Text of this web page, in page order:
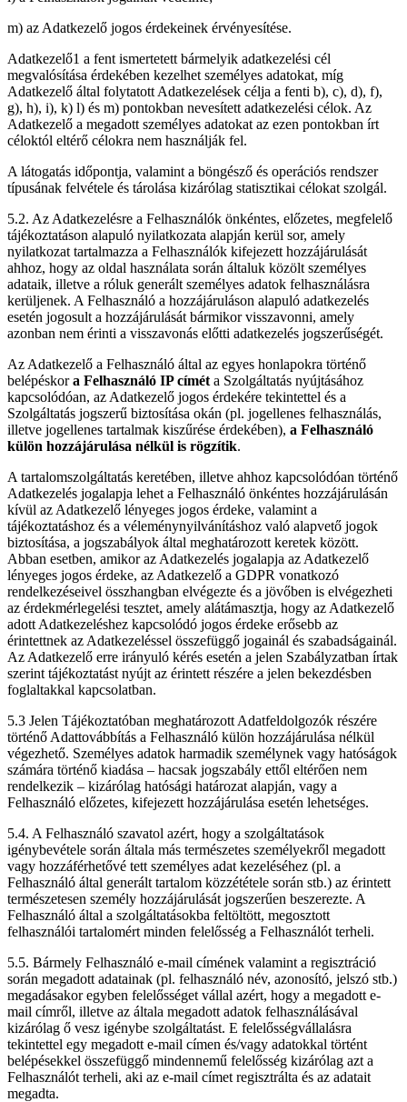
m) az Adatkezelő jogos érdekeinek érvényesítése.
Adatkezelő1 a fent ismertetett bármelyik adatkezelési cél
megvalósítása érdekében kezelhet személyes adatokat, míg
Adatkezelő által folytatott Adatkezelések célja a fenti b), c), d), f),
g), h), i), k) l) és m) pontokban nevesített adatkezelési célok. Az
Adatkezelő a megadott személyes adatokat az ezen pontokban írt
céloktól eltérő célokra nem használják fel.
A látogatás időpontja, valamint a böngésző és operációs rendszer
típusának felvétele és tárolása kizárólag statisztikai célokat szolgál.
5.2. Az Adatkezelésre a Felhasználók önkéntes, előzetes, megfelelő
tájékoztatáson alapuló nyilatkozata alapján kerül sor, amely
nyilatkozat tartalmazza a Felhasználók kifejezett hozzájárulását
ahhoz, hogy az oldal használata során általuk közölt személyes
adataik, illetve a róluk generált személyes adatok felhasználásra
kerüljenek. A Felhasználó a hozzájáruláson alapuló adatkezelés
esetén jogosult a hozzájárulását bármikor visszavonni, amely
azonban nem érinti a visszavonás előtti adatkezelés jogszerűségét.
Az Adatkezelő a Felhasználó által az egyes honlapokra történő
belépéskora Felhasználó IP címét a Szolgáltatás nyújtásához
kapcsolódóan, az Adatkezelő jogos érdekére tekintettel és a
Szolgáltatás jogszerű biztosítása okán (pl. jogellenes felhasználás,
illetve jogellenes tartalmak kiszűrése érdekében), a Felhasználó
külön hozzájárulása nélkül is rögzítik.
A tartalomszolgáltatás keretében, illetve ahhoz kapcsolódóan történő
Adatkezelés jogalapja lehet a Felhasználó önkéntes hozzájárulásán
kívül az Adatkezelő lényeges jogos érdeke, valamint a
tájékoztatáshoz és a véleménynyilvánításhoz való alapvető jogok
biztosítása, a jogszabályok által meghatározott keretek között.
Abban esetben, amikor az Adatkezelés jogalapja az Adatkezelő
lényeges jogos érdeke, az Adatkezelő a GDPR vonatkozó
rendelkezéseivel összhangban elvégezte és a jövőben is elvégezheti
az érdekmérlegelési tesztet, amely alátámasztja, hogy az Adatkezelő
adott Adatkezeléshez kapcsolódó jogos érdeke erősebb az
érintettnek az Adatkezeléssel összefüggő jogainál és szabadságainál.
Az Adatkezelő erre irányuló kérés esetén a jelen Szabályzatban írtak
szerint tájékoztatást nyújt az érintett részére a jelen bekezdésben
foglaltakkal kapcsolatban.
5.3 Jelen Tájékoztatóban meghatározott Adatfeldolgozók részére
történő Adattovábbítás a Felhasználó külön hozzájárulása nélkül
végezhető. Személyes adatok harmadik személynek vagy hatóságok
számára történő kiadása – hacsak jogszabály ettől eltérően nem
rendelkezik – kizárólag hatósági határozat alapján, vagy a
Felhasználó előzetes, kifejezett hozzájárulása esetén lehetséges.
5.4. A Felhasználó szavatol azért, hogy a szolgáltatások
igénybevétele során általa más természetes személyekről megadott
vagy hozzáférhetővé tett személyes adat kezeléséhez (pl. a
Felhasználó által generált tartalom közzététele során stb.) az érintett
természetesen személy hozzájárulását jogszerűen beszerezte. A
Felhasználó által a szolgáltatásokba feltöltött, megosztott
felhasználói tartalomért minden felelősség a Felhasználót terheli.
5.5. Bármely Felhasználó e-mail címének valamint a regisztráció
során megadott adatainak (pl. felhasználó név, azonosító, jelszó stb.)
megadásakor egyben felelősséget vállal azért, hogy a megadott e-
mail címről, illetve az általa megadott adatok felhasználásával
kizárólag ő vesz igénybe szolgáltatást. E felelősségvállalásra
tekintettel egy megadott e-mail címen és/vagy adatokkal történt
belépésekkel összefüggő mindennemű felelősség kizárólag azt a
Felhasználót terheli, aki az e-mail címet regisztrálta és az adatait
megadta.